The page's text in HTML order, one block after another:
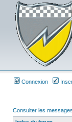
Connexion
Consulter les